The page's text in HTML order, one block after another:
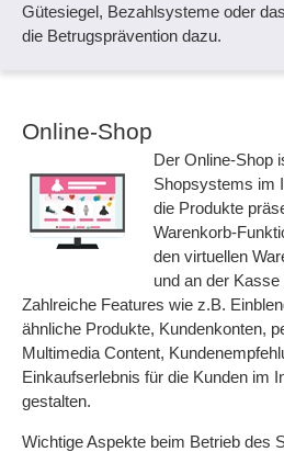
Gütesiegel, Bezahlsysteme oder
die Betrugsprävention dazu.
Online-Shop
Der Online-Shop
Shopsystems im
die Produkte
Warenkorb-
den virtuellen
und an der
Zahlreiche Features wie z.B.
ähnliche Produkte, Kundenkonten,
Multimedia Content,
Einkaufserlebnis für die Kunden im
gestalten.
Wichtige Aspekte beim Betrieb des